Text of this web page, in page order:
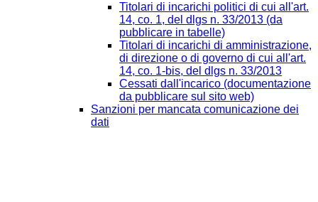
Titolari di incarichi politici di cui all'art.
14, co. 1, del dlgs n. 33/2013 (da
pubblicare in tabelle)
Titolari di incarichi di amministrazione,
di direzione o di governo di cui all'art.
14, co. 1-bis, del dlgs n. 33/2013
Cessati dall'incarico (documentazione
da pubblicare sul sito web)
Sanzioni per mancata comunicazione dei
dati